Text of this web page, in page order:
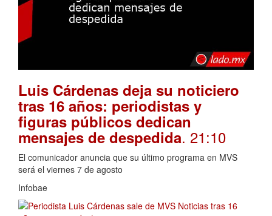
Luis Cárdenas deja su noticiero
tras 16 años: periodistas y
figuras públicos dedican
mensajes de despedida. 21:10
El comunicador anuncia que su último programa en MVS
será el viernes 7 de agosto
Infobae